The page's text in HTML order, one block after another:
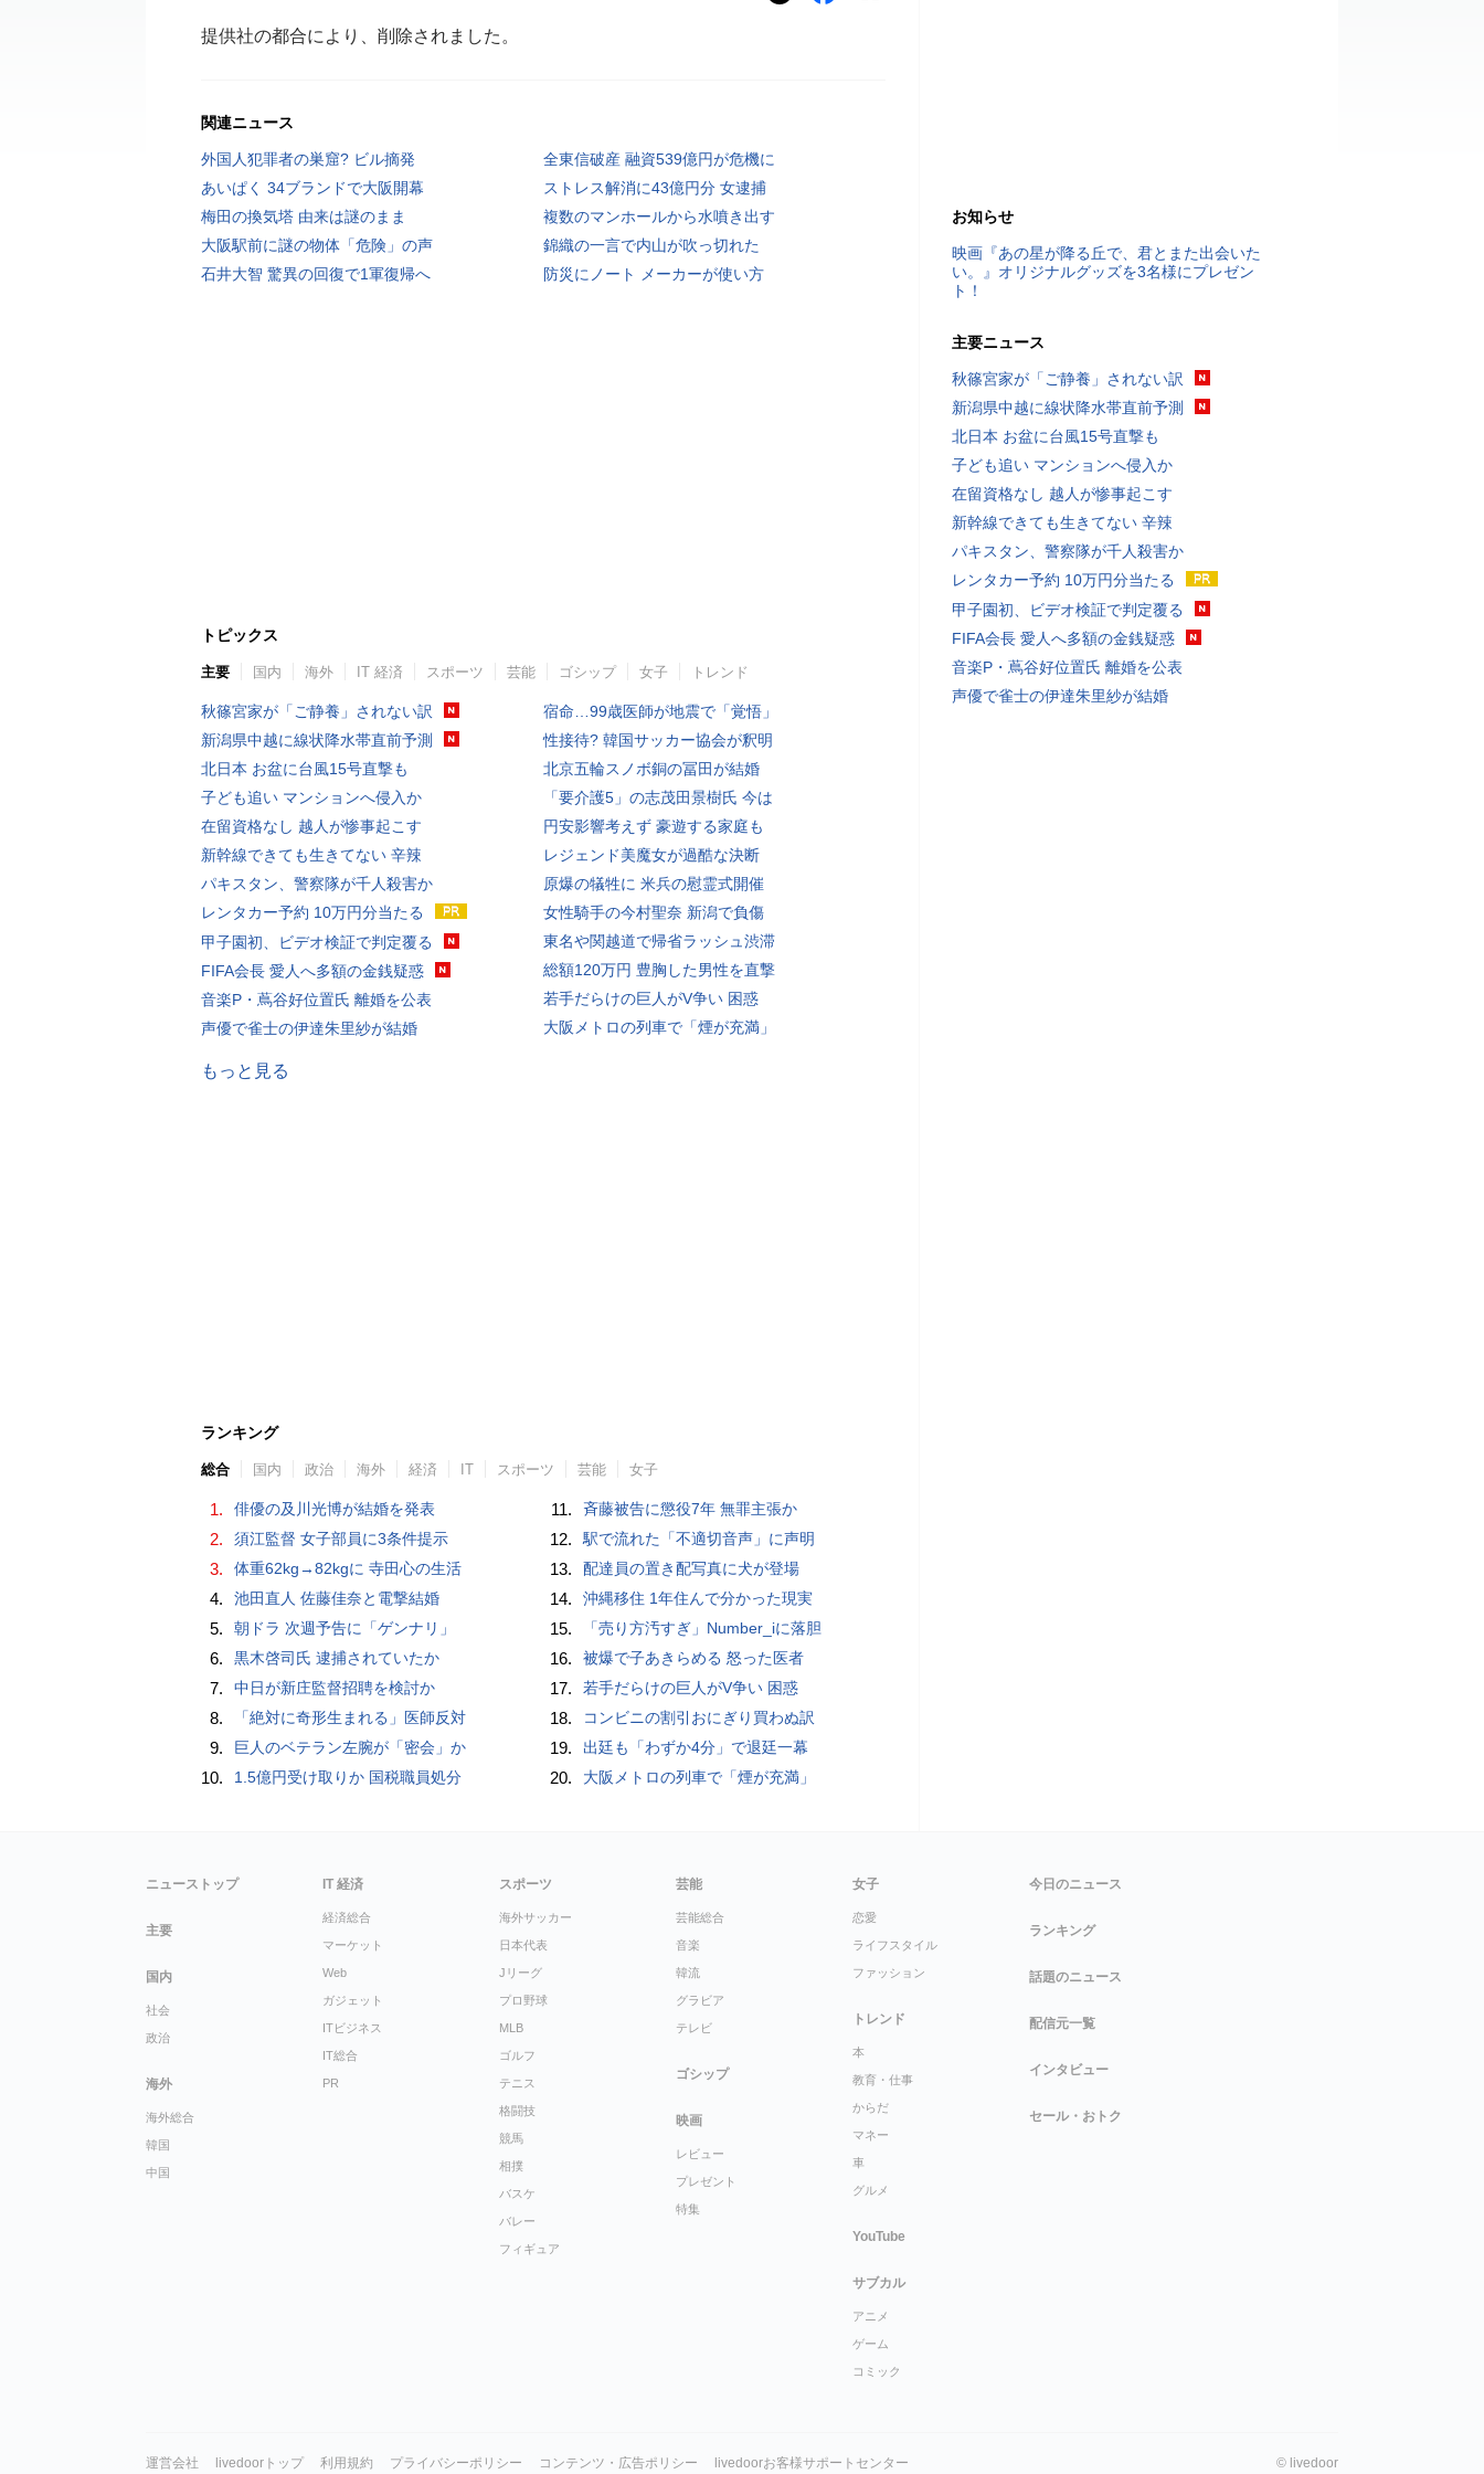
提供社の都合により、削除されました。
関連ニュース
外国人犯罪者の巣窟? ビル摘発
全東信破産 融資539億円が危機に
あいぱく 34ブランドで大阪開幕
ストレス解消に43億円分 女逮捕
梅田の換気塔 由来は謎のまま
複数のマンホールから水噴き出す
大阪駅前に謎の物体「危険」の声
錦織の一言で内山が吹っ切れた
石井大智 驚異の回復で1軍復帰へ
防災にノート メーカーが使い方
トピックス
主要 国内 海外 IT 経済 スポーツ 芸能 ゴシップ 女子 トレンド
秋篠宮家が「ご静養」されない訳
新潟県中越に線状降水帯直前予測
北日本 お盆に台風15号直撃も
子ども追い マンションへ侵入か
在留資格なし 越人が惨事起こす
新幹線できても生きてない 辛辣
パキスタン、警察隊が千人殺害か
レンタカー予約 10万円分当たる
甲子園初、ビデオ検証で判定覆る
FIFA会長 愛人へ多額の金銭疑惑
音楽P・蔦谷好位置氏 離婚を公表
声優で雀士の伊達朱里紗が結婚
宿命…99歳医師が地震で「覚悟」
性接待? 韓国サッカー協会が釈明
北京五輪スノボ銅の冨田が結婚
「要介護5」の志茂田景樹氏 今は
円安影響考えず 豪遊する家庭も
レジェンド美魔女が過酷な決断
原爆の犠牲に 米兵の慰霊式開催
女性騎手の今村聖奈 新潟で負傷
東名や関越道で帰省ラッシュ渋滞
総額120万円 豊胸した男性を直撃
若手だらけの巨人がV争い 困惑
大阪メトロの列車で「煙が充満」
もっと見る
ランキング
総合 国内 政治 海外 経済 IT スポーツ 芸能 女子
1. 俳優の及川光博が結婚を発表
2. 須江監督 女子部員に3条件提示
3. 体重62kg→82kgに 寺田心の生活
4. 池田直人 佐藤佳奈と電撃結婚
5. 朝ドラ 次週予告に「ゲンナリ」
6. 黒木啓司氏 逮捕されていたか
7. 中日が新庄監督招聘を検討か
8. 「絶対に奇形生まれる」医師反対
9. 巨人のベテラン左腕が「密会」か
10. 1.5億円受け取りか 国税職員処分
11. 斉藤被告に懲役7年 無罪主張か
12. 駅で流れた「不適切音声」に声明
13. 配達員の置き配写真に犬が登場
14. 沖縄移住 1年住んで分かった現実
15. 「売り方汚すぎ」Number_iに落胆
16. 被爆で子あきらめる 怒った医者
17. 若手だらけの巨人がV争い 困惑
18. コンビニの割引おにぎり買わぬ訳
19. 出廷も「わずか4分」で退廷一幕
20. 大阪メトロの列車で「煙が充満」
お知らせ
映画『あの星が降る丘で、君とまた出会いた
い。』オリジナルグッズを3名様にプレゼン
ト！
主要ニュース
秋篠宮家が「ご静養」されない訳
新潟県中越に線状降水帯直前予測
北日本 お盆に台風15号直撃も
子ども追い マンションへ侵入か
在留資格なし 越人が惨事起こす
新幹線できても生きてない 辛辣
パキスタン、警察隊が千人殺害か
レンタカー予約 10万円分当たる
甲子園初、ビデオ検証で判定覆る
FIFA会長 愛人へ多額の金銭疑惑
音楽P・蔦谷好位置氏 離婚を公表
声優で雀士の伊達朱里紗が結婚
ニューストップ
主要
国内
社会
政治
海外
海外総合
韓国
中国
IT 経済
経済総合
マーケット
Web
ガジェット
ITビジネス
IT総合
PR
スポーツ
海外サッカー
日本代表
Jリーグ
プロ野球
MLB
ゴルフ
テニス
格闘技
競馬
相撲
バスケ
バレー
フィギュア
芸能
芸能総合
音楽
韓流
グラビア
テレビ
ゴシップ
映画
レビュー
プレゼント
特集
女子
恋愛
ライフスタイル
ファッション
トレンド
本
教育・仕事
からだ
マネー
車
グルメ
YouTube
サブカル
アニメ
ゲーム
コミック
今日のニュース
ランキング
話題のニュース
配信元一覧
インタビュー
セール・おトク
運営会社 livedoorトップ 利用規約 プライバシーポリシー コンテンツ・広告ポリシー livedoorお客様サポートセンター © livedoor